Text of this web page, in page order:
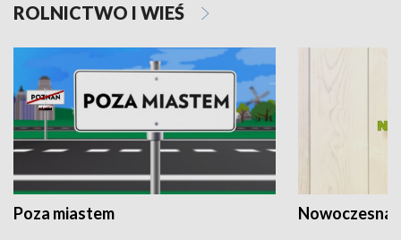
ROLNICTWO I WIEŚ
Poza miastem Nowoczesna